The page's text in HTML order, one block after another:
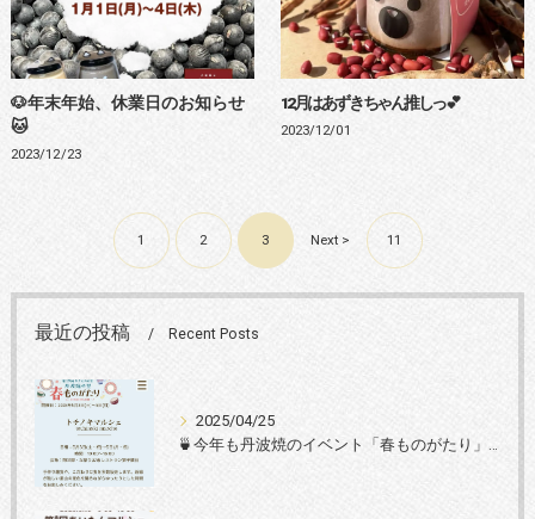
🐶年末年始、休業日のお知らせ
🐱
2023/12/23
12月はあずきちゃん推しっ💕
2023/12/01
1 2 3 Next > 11
最近の投稿 Recent Posts
2025/04/25